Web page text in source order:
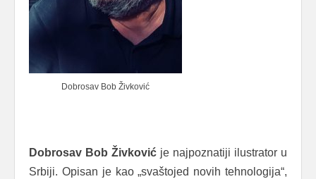
Dobrosav Bob Živković
Dobrosav Bob Živković je najpoznatiji ilustrator u
Srbiji. Opisan je kao „svaštojed novih tehnologija“,